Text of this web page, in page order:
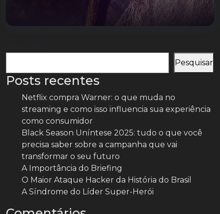
Pesquisar
Posts recentes
Netflix compra Warner: o que muda no
streaming e como isso influencia sua experiência
como consumidor
Black Season Uníntese 2025: tudo o que você
precisa saber sobre a campanha que vai
transformar o seu futuro
A Importância do Briefing
O Maior Ataque Hacker da História do Brasil
A Síndrome do Líder Super-Herói